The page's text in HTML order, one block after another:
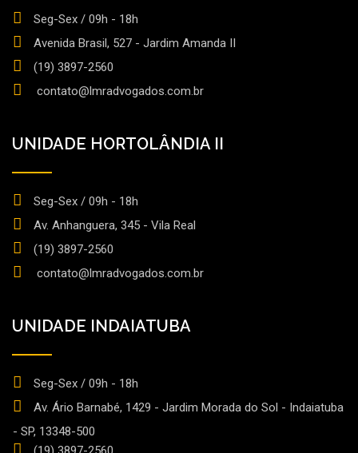
Seg-Sex / 09h - 18h
Avenida Brasil, 527 - Jardim Amanda II
(19) 3897-2560
contato@lmradvogados.com.br
UNIDADE HORTOLÂNDIA II
Seg-Sex / 09h - 18h
Av. Anhanguera, 345 - Vila Real
(19) 3897-2560
contato@lmradvogados.com.br
UNIDADE INDAIATUBA
Seg-Sex / 09h - 18h
Av. Ário Barnabé, 1429 - Jardim Morada do Sol - Indaiatuba
- SP, 13348-500